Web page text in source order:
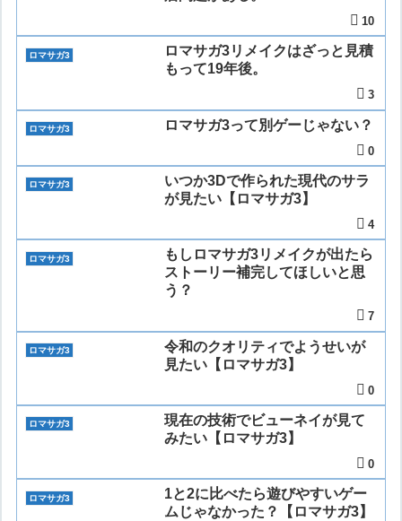
10
ロマサガ3
ロマサガ3リメイクはざっと見積
もって19年後。
3
ロマサガ3 ロマサガ3って別ゲーじゃない？
0
ロマサガ3
いつか3Dで作られた現代のサラ
が見たい【ロマサガ3】
4
ロマサガ3
もしロマサガ3リメイクが出たら
ストーリー補完してほしいと思
う？
7
ロマサガ3
令和のクオリティでようせいが
見たい【ロマサガ3】
0
ロマサガ3
現在の技術でビューネイが見て
みたい【ロマサガ3】
0
ロマサガ3
1と2に比べたら遊びやすいゲー
ムじゃなかった？【ロマサガ3】